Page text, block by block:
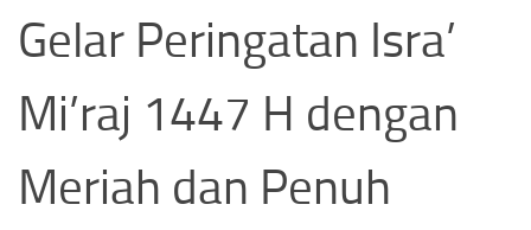
Gelar Peringatan Isra’
Mi’raj 1447 H dengan
Meriah dan Penuh